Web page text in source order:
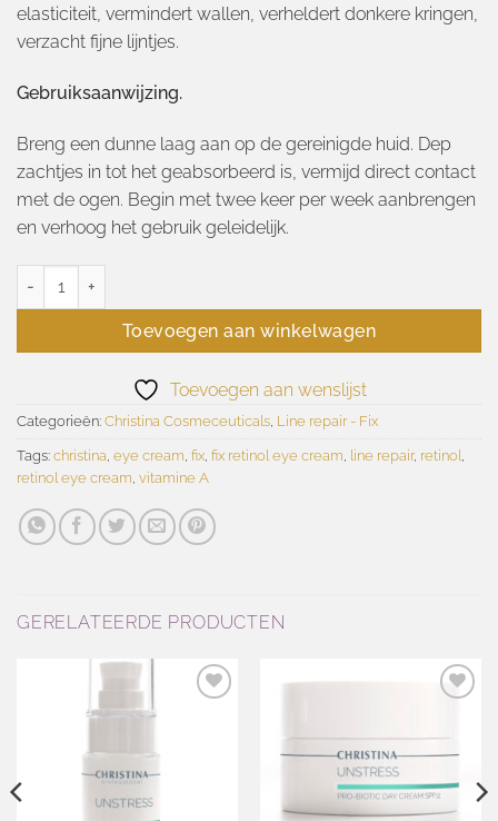
elasticiteit, vermindert wallen, verheldert donkere kringen,
verzacht fijne lijntjes.
Gebruiksaanwijzing.
Breng een dunne laag aan op de gereinigde huid. Dep
zachtjes in tot het geabsorbeerd is, vermijd direct contact
met de ogen. Begin met twee keer per week aanbrengen
en verhoog het gebruik geleidelijk.
Toevoegen aan winkelwagen
Toevoegen aan wenslijst
Categorieën: Christina Cosmeceuticals Line repair - Fix
Tags: christina eye cream fix fix retinol eye cream line repair, retinol
retinol eye cream vitamine A
GERELATEERDE PRODUCTEN